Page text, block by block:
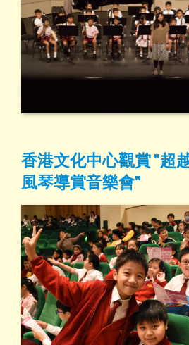
香港文化中心觀賞 "超
風琴導賞音樂會"